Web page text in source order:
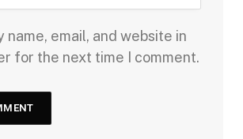
name, email, and website in
for the next time I comment.